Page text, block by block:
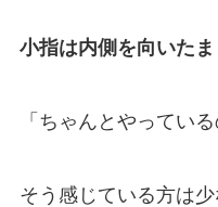
小指は内側を向いたま
「ちゃんとやってい
そう感じている方は少